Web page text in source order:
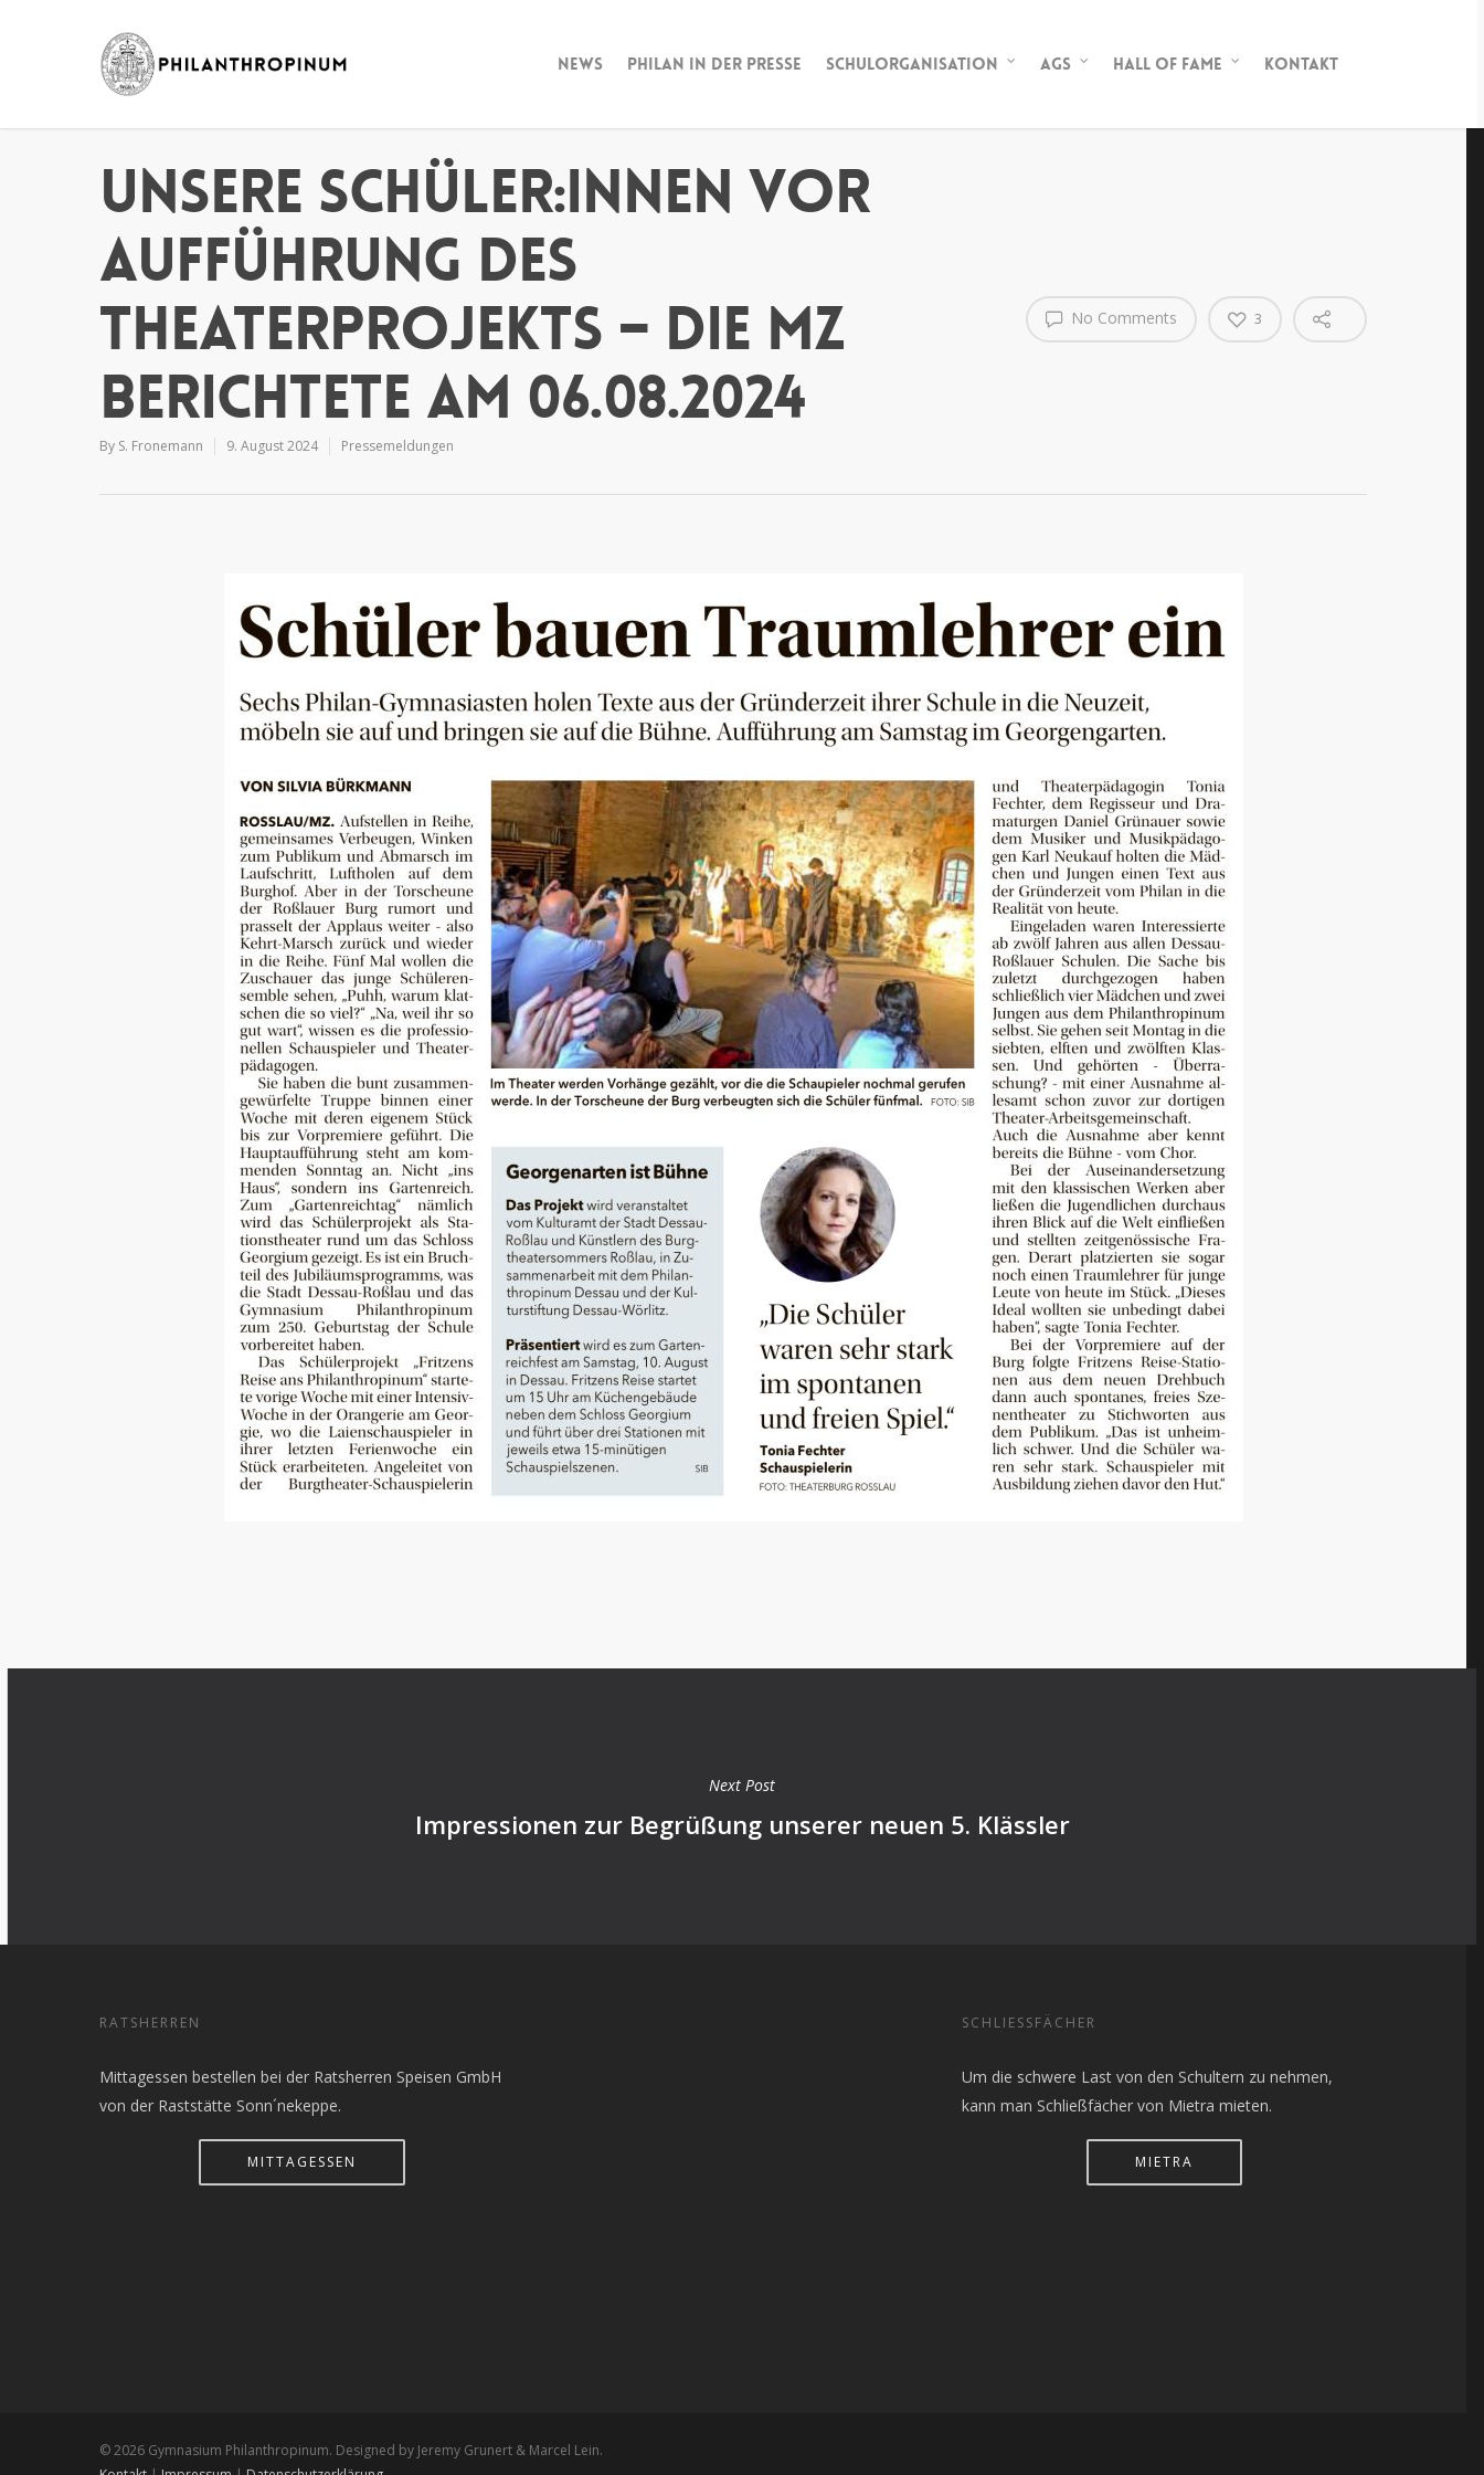
News Philan in der Presse Schulorganisation AGs Hall of Fame Kontakt
Unsere Schüler:innen vor
Aufführung des
Theaterprojekts – die MZ
berichtete am 06.08.2024
By S. Fronemann 9. August 2024 Pressemeldungen
No Comments 3
Next Post
Impressionen zur Begrüßung unserer neuen 5. Klässler
RATSHERREN
Mittagessen bestellen bei der Ratsherren Speisen GmbH
von der Raststätte Sonn´nekeppe.
MITTAGESSEN
SCHLIESSFÄCHER
Um die schwere Last von den Schultern zu nehmen,
kann man Schließfächer von Mietra mieten.
MIETRA
© 2026 Gymnasium Philanthropinum. Designed by Jeremy Grunert & Marcel Lein.